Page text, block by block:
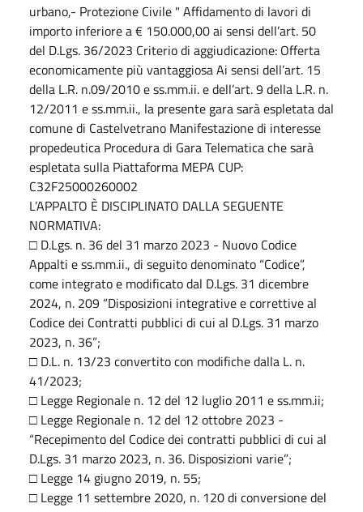
urbano,- Protezione Civile " Affidamento di lavori di
importo inferiore a € 150.000,00 ai sensi dell’art. 50
del D.Lgs. 36/2023 Criterio di aggiudicazione: Offerta
economicamente più vantaggiosa Ai sensi dell’art. 15
della L.R. n.09/2010 e ss.mm.ii. e dell’art. 9 della L.R. n.
12/2011 e ss.mm.ii., la presente gara sarà espletata dal
comune di Castelvetrano Manifestazione di interesse
propedeutica Procedura di Gara Telematica che sarà
espletata sulla Piattaforma MEPA CUP:
C32F25000260002
L’APPALTO È DISCIPLINATO DALLA SEGUENTE
NORMATIVA:
□ D.Lgs. n. 36 del 31 marzo 2023 - Nuovo Codice
Appalti e ss.mm.ii., di seguito denominato “Codice”,
come integrato e modificato dal D.Lgs. 31 dicembre
2024, n. 209 “Disposizioni integrative e correttive al
Codice dei Contratti pubblici di cui al D.Lgs. 31 marzo
2023, n. 36”;
□ D.L. n. 13/23 convertito con modifiche dalla L. n.
41/2023;
□ Legge Regionale n. 12 del 12 luglio 2011 e ss.mm.ii;
□ Legge Regionale n. 12 del 12 ottobre 2023 -
“Recepimento del Codice dei contratti pubblici di cui al
D.Lgs. 31 marzo 2023, n. 36. Disposizioni varie”;
□ Legge 14 giugno 2019, n. 55;
□ Legge 11 settembre 2020, n. 120 di conversione del